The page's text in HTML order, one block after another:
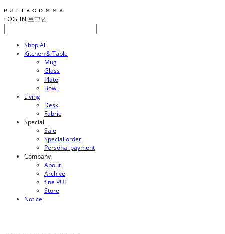
LOG IN 로그인
Shop All
Kitchen & Table
Mug
Glass
Plate
Bowl
Living
Desk
Fabric
Special
Sale
Special order
Personal payment
Company
About
Archive
fine PUT
Store
Notice